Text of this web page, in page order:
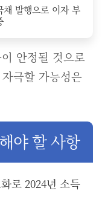
채 발행으로 이자 부
안정될 것으로
극할 가능성은
야 할 사항
로 2024년 소득